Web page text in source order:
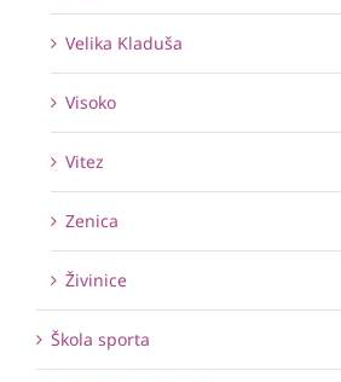
Velika Kladuša
Visoko
Vitez
Zenica
Živinice
Škola sporta